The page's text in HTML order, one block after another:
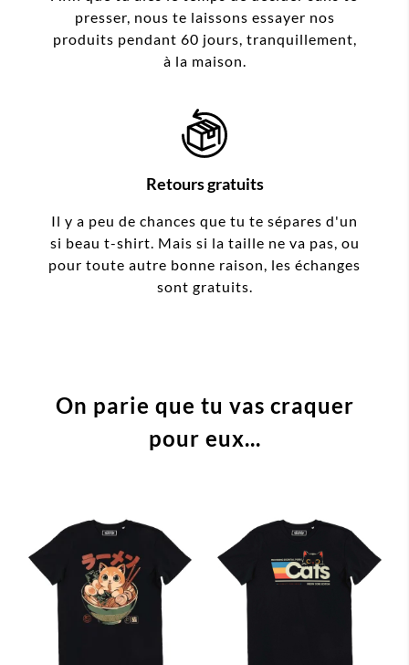
presser, nous te laissons essayer nos
produits pendant 60 jours, tranquillement,
à la maison.
Retours gratuits
Il y a peu de chances que tu te sépares d'un
si beau t-shirt. Mais si la taille ne va pas, ou
pour toute autre bonne raison, les échanges
sont gratuits.
On parie que tu vas craquer
pour eux...